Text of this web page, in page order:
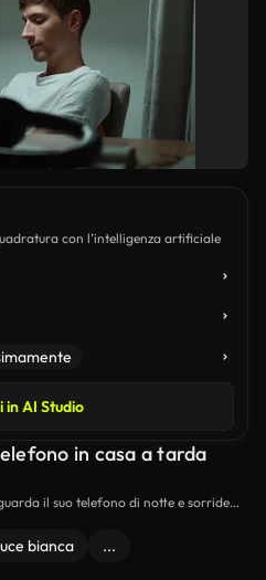
con l’intelligenza artificiale
in AI Studio
in casa a tarda
il suo telefono di notte e sorride
bianca ...